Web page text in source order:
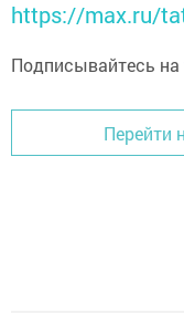
https://max.ru/
Подписывайтесь на
Перейти